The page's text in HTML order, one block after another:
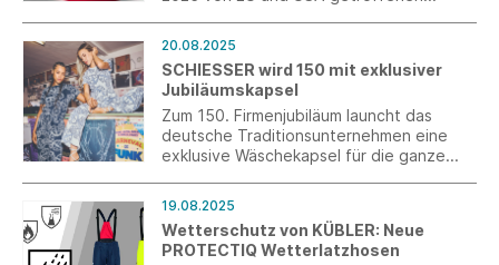
20.08.2025
SCHIESSER wird 150 mit exklusiver
Jubiläumskapsel
Zum 150. Firmenjubiläum launcht das
deutsche Traditionsunternehmen eine
exklusive Wäschekapsel für die ganze
Halbjahr ganz auf den großen
Geburtstag.
19.08.2025
Wetterschutz von KÜBLER: Neue
PROTECTIQ Wetterlatzhosen